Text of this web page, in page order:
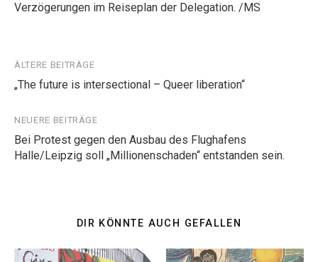
Verzögerungen im Reiseplan der Delegation. /MS
Beitragsnavigation
ÄLTERE BEITRÄGE
„The future is intersectional – Queer liberation“
NEUERE BEITRÄGE
Bei Protest gegen den Ausbau des Flughafens
Halle/Leipzig soll „Millionenschaden“ entstanden sein.
DIR KÖNNTE AUCH GEFALLEN